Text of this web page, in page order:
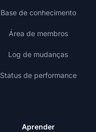
Base de conhecimento
Área de membros
Log de mudanças
Status de performance
Aprender